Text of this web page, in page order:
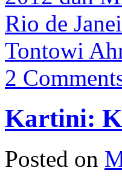
Rio de
Tontowi
2
Kartini:
Posted on